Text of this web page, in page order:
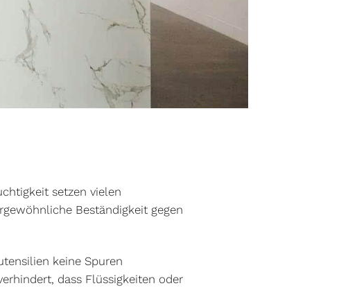
setzen vielen
Beständigkeit gegen
keine Spuren
dass Flüssigkeiten oder